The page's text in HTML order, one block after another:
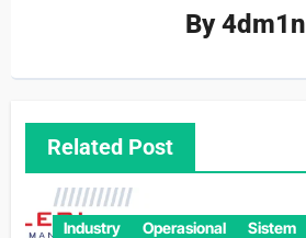
By4dm1n
Related Post
Industry Operasional Sistem